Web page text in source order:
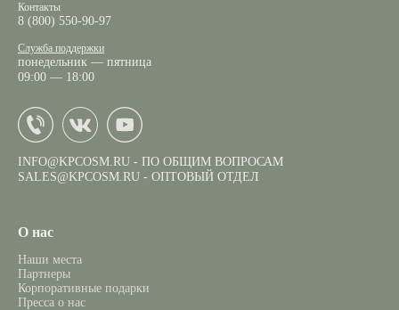
Контакты
8 (800) 550-90-97
Служба поддержки
понедельник — пятница
09:00 — 18:00
INFO@KPCOSM.RU - ПО ОБЩИМ ВОПРОСАМ
SALES@KPCOSM.RU - ОПТОВЫЙ ОТДЕЛ
О нас
Наши места
Партнеры
Корпоративные подарки
Пресса о нас